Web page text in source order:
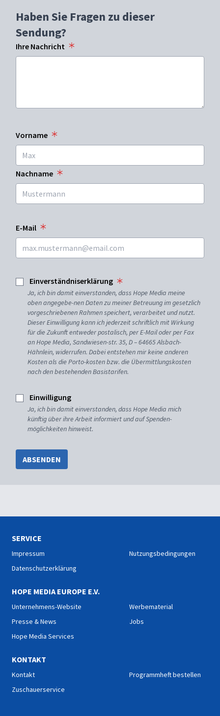
Haben Sie Fragen zu dieser
Sendung?
Ihre Nachricht
Vorname
Nachname
E-Mail
Einverständniserklärung
Ja, ich bin damit einverstanden, dass Hope Media meine
oben angegebe-nen Daten zu meiner Betreuung im gesetzlich
vorgeschriebenen Rahmen speichert, verarbeitet und nutzt.
Dieser Einwilligung kann ich jederzeit schriftlich mit Wirkung
für die Zukunft entweder postalisch, per E-Mail oder per Fax
an Hope Media, Sandwiesen-str. 35, D – 64665 Alsbach-
Hähnlein, widerrufen. Dabei entstehen mir keine anderen
Kosten als die Porto-kosten bzw. die Übermittlungskosten
nach den bestehenden Basistarifen.
Einwilligung
Ja, ich bin damit einverstanden, dass Hope Media mich
künftig über ihre Arbeit informiert und auf Spenden-
möglichkeiten hinweist.
ABSENDEN
SERVICE
Impressum
Datenschutzerklärung
Nutzungsbedingungen
HOPE MEDIA EUROPE E.V.
Unternehmens-Website
Presse & News
Hope Media Services
Werbematerial
Jobs
KONTAKT
Kontakt
Zuschauerservice
Programmheft bestellen